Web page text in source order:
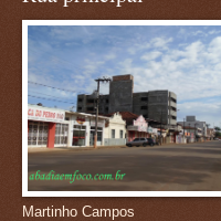
Martinho Campos